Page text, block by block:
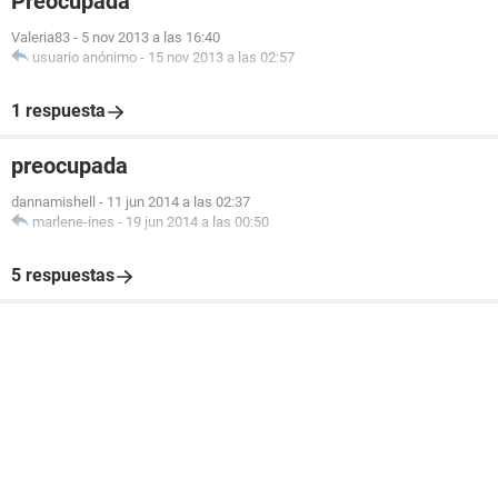
Valeria83 - 5 nov 2013 a las 16:40
usuario anónimo - 15 nov 2013 a las 02:57
1 respuesta
preocupada
dannamishell - 11 jun 2014 a las 02:37
marlene-ines - 19 jun 2014 a las 00:50
5 respuestas